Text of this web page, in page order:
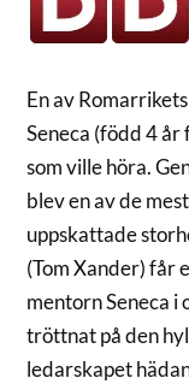
En av
Seneca (född 4
som ville höra.
blev en av de
uppskattade
(Tom Xander) får
mentorn Seneca
tröttnat på den
ledarskapet